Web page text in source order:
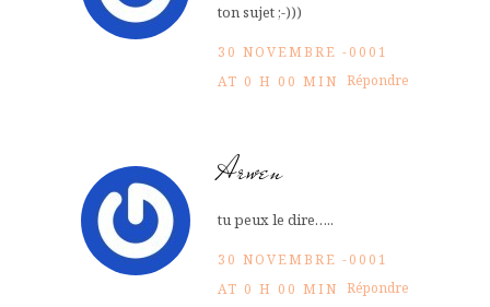
ton sujet ;-)))
30 NOVEMBRE -0001
AT 0 H 00 MIN Répondre
Arwen
tu peux le dire…..
30 NOVEMBRE -0001
AT 0 H 00 MIN Répondre